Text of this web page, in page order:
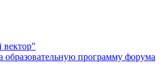
образовательную программу форума